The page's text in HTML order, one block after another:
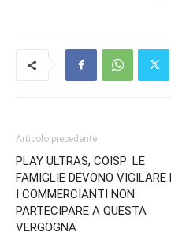
Articolo precedente
PLAY ULTRAS, COISP: LE
FAMIGLIE DEVONO VIGILARE
I COMMERCIANTI NON
PARTECIPARE A QUESTA
VERGOGNA